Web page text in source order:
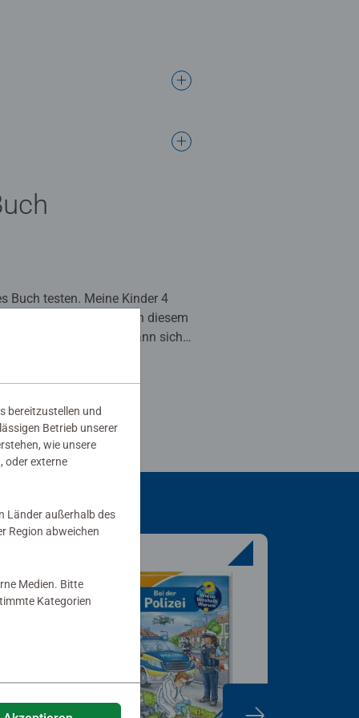
Sternen.
Buch testen. Meine Kinder 4
beide sehr begeistert von diesem
mein 4 Jähriger Sohn kann sich
bereitzustellen und
Betrieb unserer
wie unsere
oder externe
Länder außerhalb des
Region abweichen
Medien. Bitte
Kategorien